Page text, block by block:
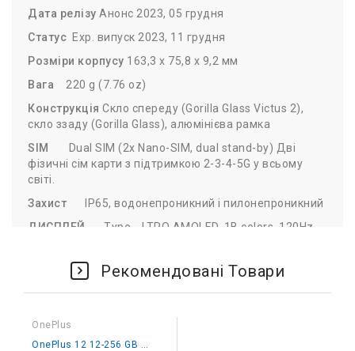
Дата релізу Анонс 2023, 05 грудня
Статус Exp. випуск 2023, 11 грудня
Розміри корпусу 163,3 x 75,8 x 9,2 мм
Вага
220 g (7.76 oz)
Конструкція Скло спереду (Gorilla Glass Victus 2),
скло ззаду (Gorilla Glass), алюмінієва рамка
SIM
Dual SIM (2x Nano-SIM, dual stand-by) Дві
фізичні сім карти з підтримкою 2-3-4-5G у всьому
світі.
Захист
IP65, водонепроникний і пилонепроникний
ДИСПЛЕЙ
Type
LTPO AMOLED, 1B colors, 120Hz,
Рекомендовані Товари
OnePlus
OnePlus 12 12-256 GB Silky Black